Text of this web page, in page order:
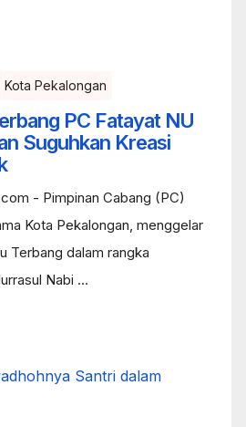
Kota Pekalongan
PC Fatayat NU
Suguhkan Kreasi
- Pimpinan Cabang (PC)
Kota Pekalongan, menggelar
Terbang dalam rangka
Nabi ...